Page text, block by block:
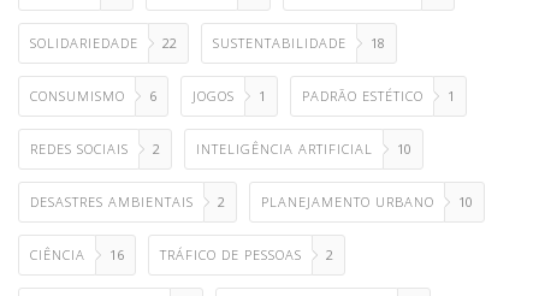
SOLIDARIEDADE 22 SUSTENTABILIDADE 18
CONSUMISMO 6 JOGOS 1 PADRÃO ESTÉTICO 1
REDES SOCIAIS 2 INTELIGÊNCIA ARTIFICIAL 10
DESASTRES AMBIENTAIS 2 PLANEJAMENTO URBANO 10
CIÊNCIA 16 TRÁFICO DE PESSOAS 2